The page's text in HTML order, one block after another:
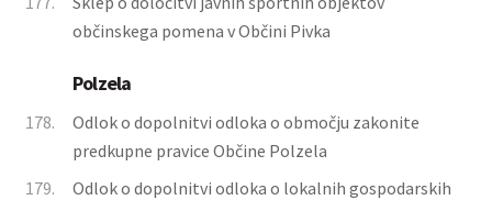
občinskega pomena v Občini Pivka
Polzela
178.
Odlok o dopolnitvi odloka o območju zakonite
predkupne pravice Občine Polzela
179.
Odlok o dopolnitvi odloka o lokalnih gospodarskih